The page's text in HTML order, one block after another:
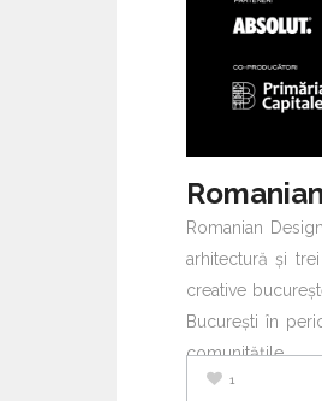
Romanian
arhitectură și
creative
București în
comunitățile
1